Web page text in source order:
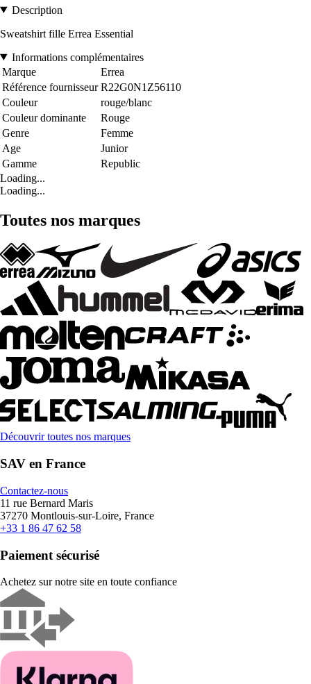
Description
Sweatshirt fille Errea Essential
Informations complémentaires
Marque
Errea
Référence fournisseur R22G0N1Z56110
Couleur
rouge/blanc
Couleur dominante
Rouge
Genre
Femme
Age
Junior
Gamme
Republic
Loading...
Loading...
Toutes nos marques
Découvrir toutes nos marques
SAV en France
Contactez-nous
11 rue Bernard Maris
37270 Montlouis-sur-Loire, France
+33 1 86 47 62 58
Paiement sécurisé
Achetez sur notre site en toute confiance